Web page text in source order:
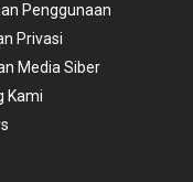
Penggunaan
Privasi
Media Siber
Kami